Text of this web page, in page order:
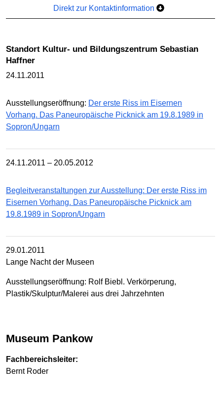
Direkt zur Kontaktinformation
Standort Kultur- und Bildungszentrum Sebastian
Haffner
24.11.2011
Ausstellungseröffnung: Der erste Riss im Eisernen
Vorhang. Das Paneuropäische Picknick am 19.8.1989 in
Sopron/Ungarn
24.11.2011 – 20.05.2012
Begleitveranstaltungen zur Ausstellung: Der erste Riss im
Eisernen Vorhang. Das Paneuropäische Picknick am
19.8.1989 in Sopron/Ungarn
29.01.2011
Lange Nacht der Museen
Ausstellungseröffnung: Rolf Biebl. Verkörperung,
Plastik/Skulptur/Malerei aus drei Jahrzehnten
Museum Pankow
Fachbereichsleiter:
Bernt Roder